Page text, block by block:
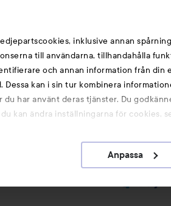
inklusive annan
till användarna, tillhandahålla
och annan information från din
kan i sin tur kombinera
har använt deras tjänster. Du
kan ändra inställningarna för cookies,
Anpassa
gillar